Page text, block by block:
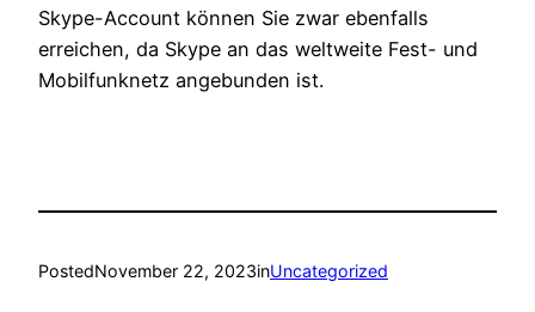
Skype-Account können Sie zwar ebenfalls
erreichen, da Skype an das weltweite Fest- und
Mobilfunknetz angebunden ist.
PostedNovember 22, 2023inUncategorized